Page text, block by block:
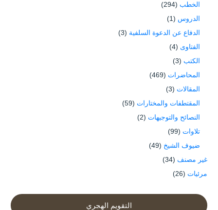
الخطب (294)
الدروس (1)
الدفاع عن الدعوة السلفية (3)
الفتاوى (4)
الكتب (3)
المحاضرات (469)
المقالات (3)
المقتطفات والمختارات (59)
النصائح والتوجيهات (2)
تلاوات (99)
ضيوف الشيخ (49)
غير مصنف (34)
مرئيات (26)
التقويم الهجري